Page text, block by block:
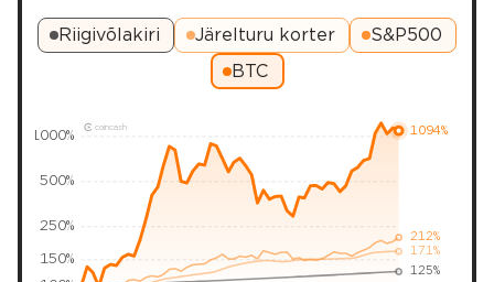
1000%
500%
250%
150%
coincash
125%
171%
212%
1094%
Riigivõlakiri Järelturu korter
S&P500
BTC